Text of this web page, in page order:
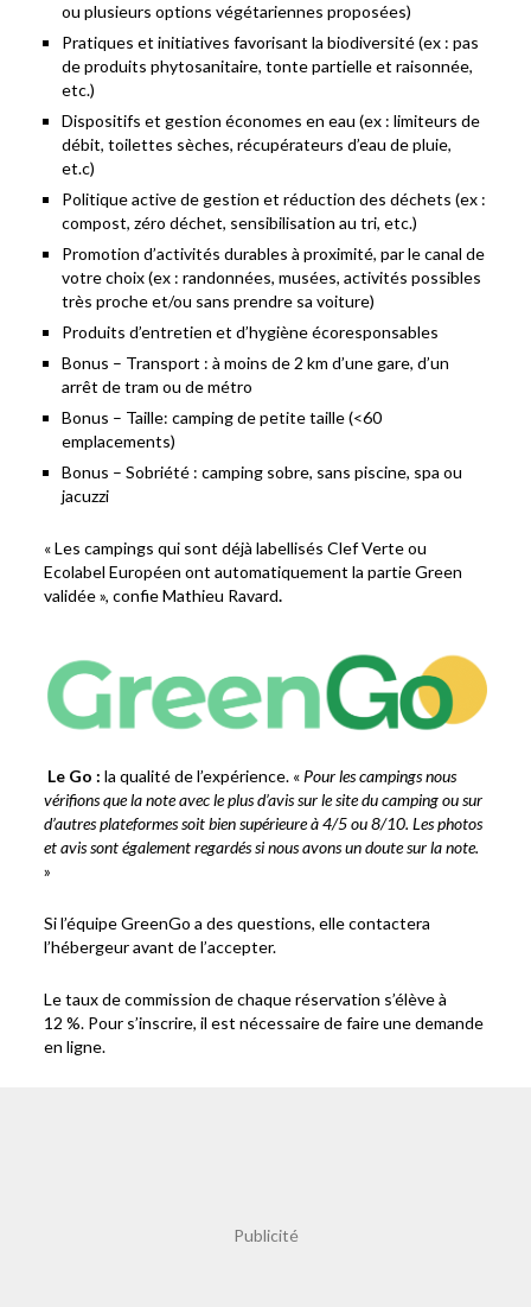
ou plusieurs options végétariennes proposées)
Pratiques et initiatives favorisant la biodiversité (ex : pas
de produits phytosanitaire, tonte partielle et raisonnée,
etc.)
Dispositifs et gestion économes en eau (ex : limiteurs de
débit, toilettes sèches, récupérateurs d’eau de pluie,
et.c)
Politique active de gestion et réduction des déchets (ex :
compost, zéro déchet, sensibilisation au tri, etc.)
Promotion d’activités durables à proximité, par le canal de
votre choix (ex : randonnées, musées, activités possibles
très proche et/ou sans prendre sa voiture)
Produits d’entretien et d’hygiène écoresponsables
Bonus – Transport : à moins de 2 km d’une gare, d’un
arrêt de tram ou de métro
Bonus – Taille: camping de petite taille (<60
emplacements)
Bonus – Sobriété : camping sobre, sans piscine, spa ou
jacuzzi
« Les campings qui sont déjà labellisés Clef Verte ou
Ecolabel Européen ont automatiquement la partie Green
validée », confie Mathieu Ravard.
Le Go :la qualité de l’expérience. « Pour les campings nous
vérifions que la note avec le plus d’avis sur le site du camping ou sur
d’autres plateformes soit bien supérieure à 4/5 ou 8/10. Les photos
et avis sont également regardés si nous avons un doute sur la note.
»
Si l’équipe GreenGo a des questions, elle contactera
l’hébergeur avant de l’accepter.
Le taux de commission de chaque réservation s’élève à
12 %. Pour s’inscrire, il est nécessaire de faire une demande
en ligne.